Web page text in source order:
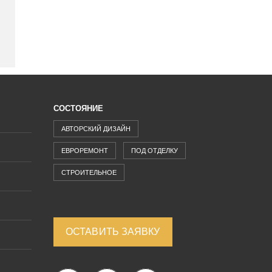
СОСТОЯНИЕ
АВТОРСКИЙ ДИЗАЙН
ЕВРОРЕМОНТ ПОД ОТДЕЛКУ
СТРОИТЕЛЬНОЕ
ОСТАВИТЬ ЗАЯВКУ